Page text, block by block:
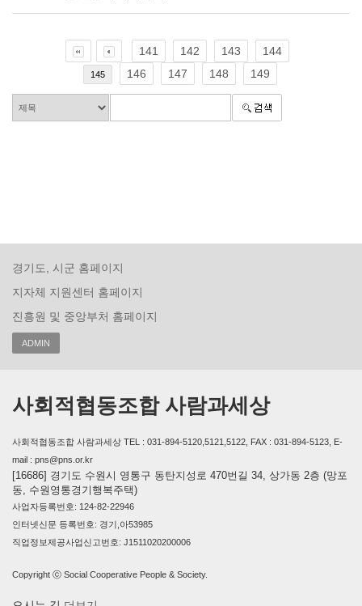
141 142 143 144
145 146 147 148 149
경기도, 시군 홈페이지
지자체 지원센터 홈페이지
진흥원 및 중앙부처 홈페이지
ADMIN
사회적협동조합 사람과세상
사회적협동조합 사람과세상 TEL : 031-894-5120,5121,5122, FAX : 031-894-5123, E-
mail : pns@pns.or.kr
[16686] 경기도 수원시 영통구 동탄지성로 470번길 34, 상가동 2층 (망포
동, 수원영통경기행복주택)
사업자등록번호: 124-82-22946
인터넷신문 등록번호: 경기,아53985
직업정보제공사업신고번호: J1511020200006
Copyright ⓒ Social Cooperative People & Society.